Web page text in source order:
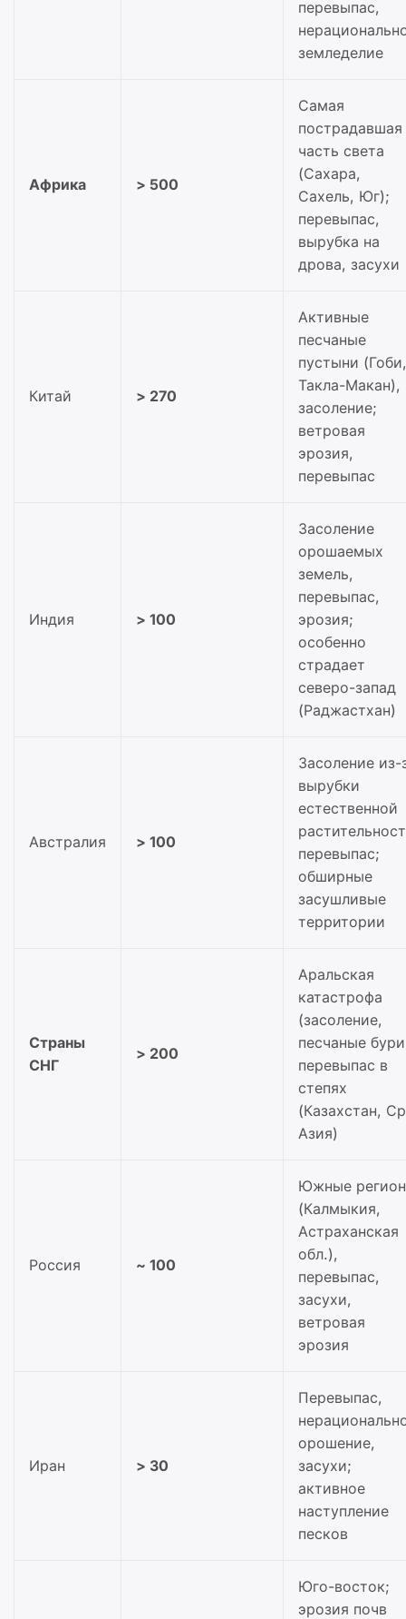
перевыпас,
земледелие
Африка > 500
Самая
пострадавшая
часть света
(Сахара,
Сахель, Юг);
перевыпас,
вырубка на
дрова, засухи
Китай > 270
Активные
песчаные
пустыни (Гоби,
Такла-Макан),
засоление;
ветровая
эрозия,
перевыпас
Индия > 100
Засоление
орошаемых
земель,
перевыпас,
эрозия;
особенно
страдает
северо-запад
(Раджастхан)
Австралия > 100
Засоление из-
вырубки
естественной
перевыпас;
обширные
засушливые
территории
Страны
СНГ
> 200
Аральская
катастрофа
(засоление,
песчаные
перевыпас в
степях
(Казахстан,
Азия)
Россия ~ 100
Южные
(Калмыкия,
Астраханская
обл.),
перевыпас,
засухи,
ветровая
эрозия
Иран > 30
Перевыпас,
орошение,
засухи;
активное
наступление
песков
Юго-восток;
эрозия почв